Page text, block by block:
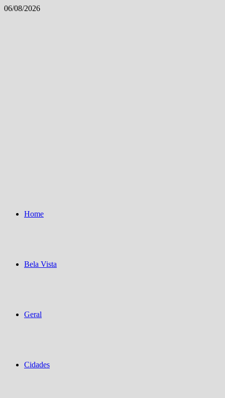
Skip
06/08/2026
Home
Bela Vista
Geral
Cidades